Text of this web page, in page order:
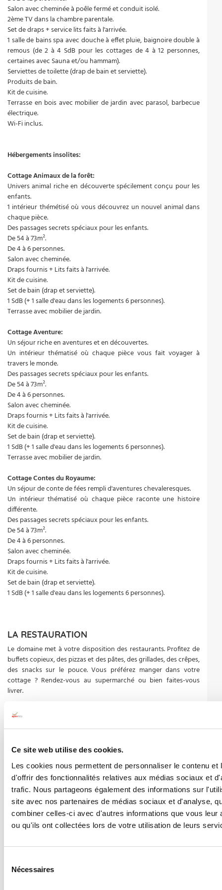
Ce site web utilise des cookies.
Les cookies nous permettent de personnaliser le contenu et
d'offrir des fonctionnalités relatives aux médias sociaux et
trafic. Nous partageons également des informations sur
site avec nos partenaires de médias sociaux et d'analyse,
combiner celles-ci avec d'autres informations que vous leur
ou qu'ils ont collectées lors de votre utilisation de leurs
Nécessaires
Salon avec cheminée à poêle fermé et conduit isolé.
2ème TV dans la chambre parentale.
Set de draps + service lits faits à l'arrivée.
1 salle de bains spa avec douche à effet pluie, baignoire double à
remous (de 2 à 4 SdB pour les cottages de 4 à 12 personnes,
certaines avec Sauna et/ou hammam).
Serviettes de toilette (drap de bain et serviette).
Produits de bain.
Kit de cuisine.
Terrasse en bois avec mobilier de jardin avec parasol, barbecue
électrique.
Wi-Fi inclus.
Hébergements insolites:
Cottage Animaux de la forêt:
Univers animal riche en découverte spécilement conçu pour les
enfants.
1 intérieur thémétisé où vous découvrez un nouvel animal dans
chaque pièce.
Des passages secrets spéciaux pour les enfants.
De 54 à 73m².
De 4 à 6 personnes.
Salon avec cheminée.
Draps fournis + Lits faits à l'arrivée.
Kit de cuisine.
Set de bain (drap et serviette).
1 SdB (+ 1 salle d'eau dans les logements 6 personnes).
Terrasse avec mobilier de jardin.
Cottage Aventure:
Un séjour riche en aventures et en découvertes.
Un intérieur thématisé où chaque pièce vous fait voyager à
travers le monde.
Des passages secrets spéciaux pour les enfants.
De 54 à 73m².
De 4 à 6 personnes.
Salon avec cheminée.
Draps fournis + Lits faits à l'arrivée.
Kit de cuisine.
Set de bain (drap et serviette).
1 SdB (+ 1 salle d'eau dans les logements 6 personnes).
Terrasse avec mobilier de jardin.
Cottage Contes du Royaume:
Un séjour de conte de fées rempli d'aventures chevaleresques.
Un intérieur thématisé où chaque pièce raconte une histoire
différente.
Des passages secrets spéciaux pour les enfants.
De 54 à 73m².
De 4 à 6 personnes.
Salon avec cheminée.
Draps fournis + Lits faits à l'arrivée.
Kit de cuisine.
Set de bain (drap et serviette).
1 SdB (+ 1 salle d'eau dans les logements 6 personnes).
LA RESTAURATION
Le domaine met à votre disposition des restaurants. Profitez de
buffets copieux, des pizzas et des pâtes, des grillades, des crêpes,
des snacks sur le pouce. Vous préférez manger dans votre
cottage ? Rendez-vous au supermarché ou bien faites-vous
livrer.
toboggans, rivière sauvage, aqua speed ou stand up paddle.
Jeu d'escalade: Entrez dans ZE Cage, une structure à grimper
composée de boules de couleurs suspendues où petits et grands
apprentis grimpeurs s'en donnent à coeur joie.
Master Blaster:grand 8 aquatique spectaculaire: ce n'est pas
seulement en descente mais aussi en montée. Le parcours
débute à plus de 12 mètres de haut et emmène les plus intrépides
Les plus petits trouvent également leur bonheur: